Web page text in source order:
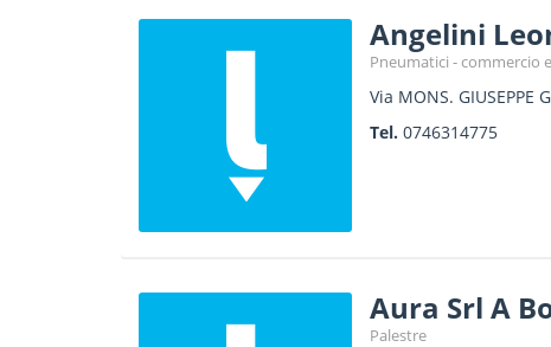
Angelini
Pneumatici - commercio
Via MONS. GIUSEPPE
Tel. 0746314775
Aura Srl A
Palestre